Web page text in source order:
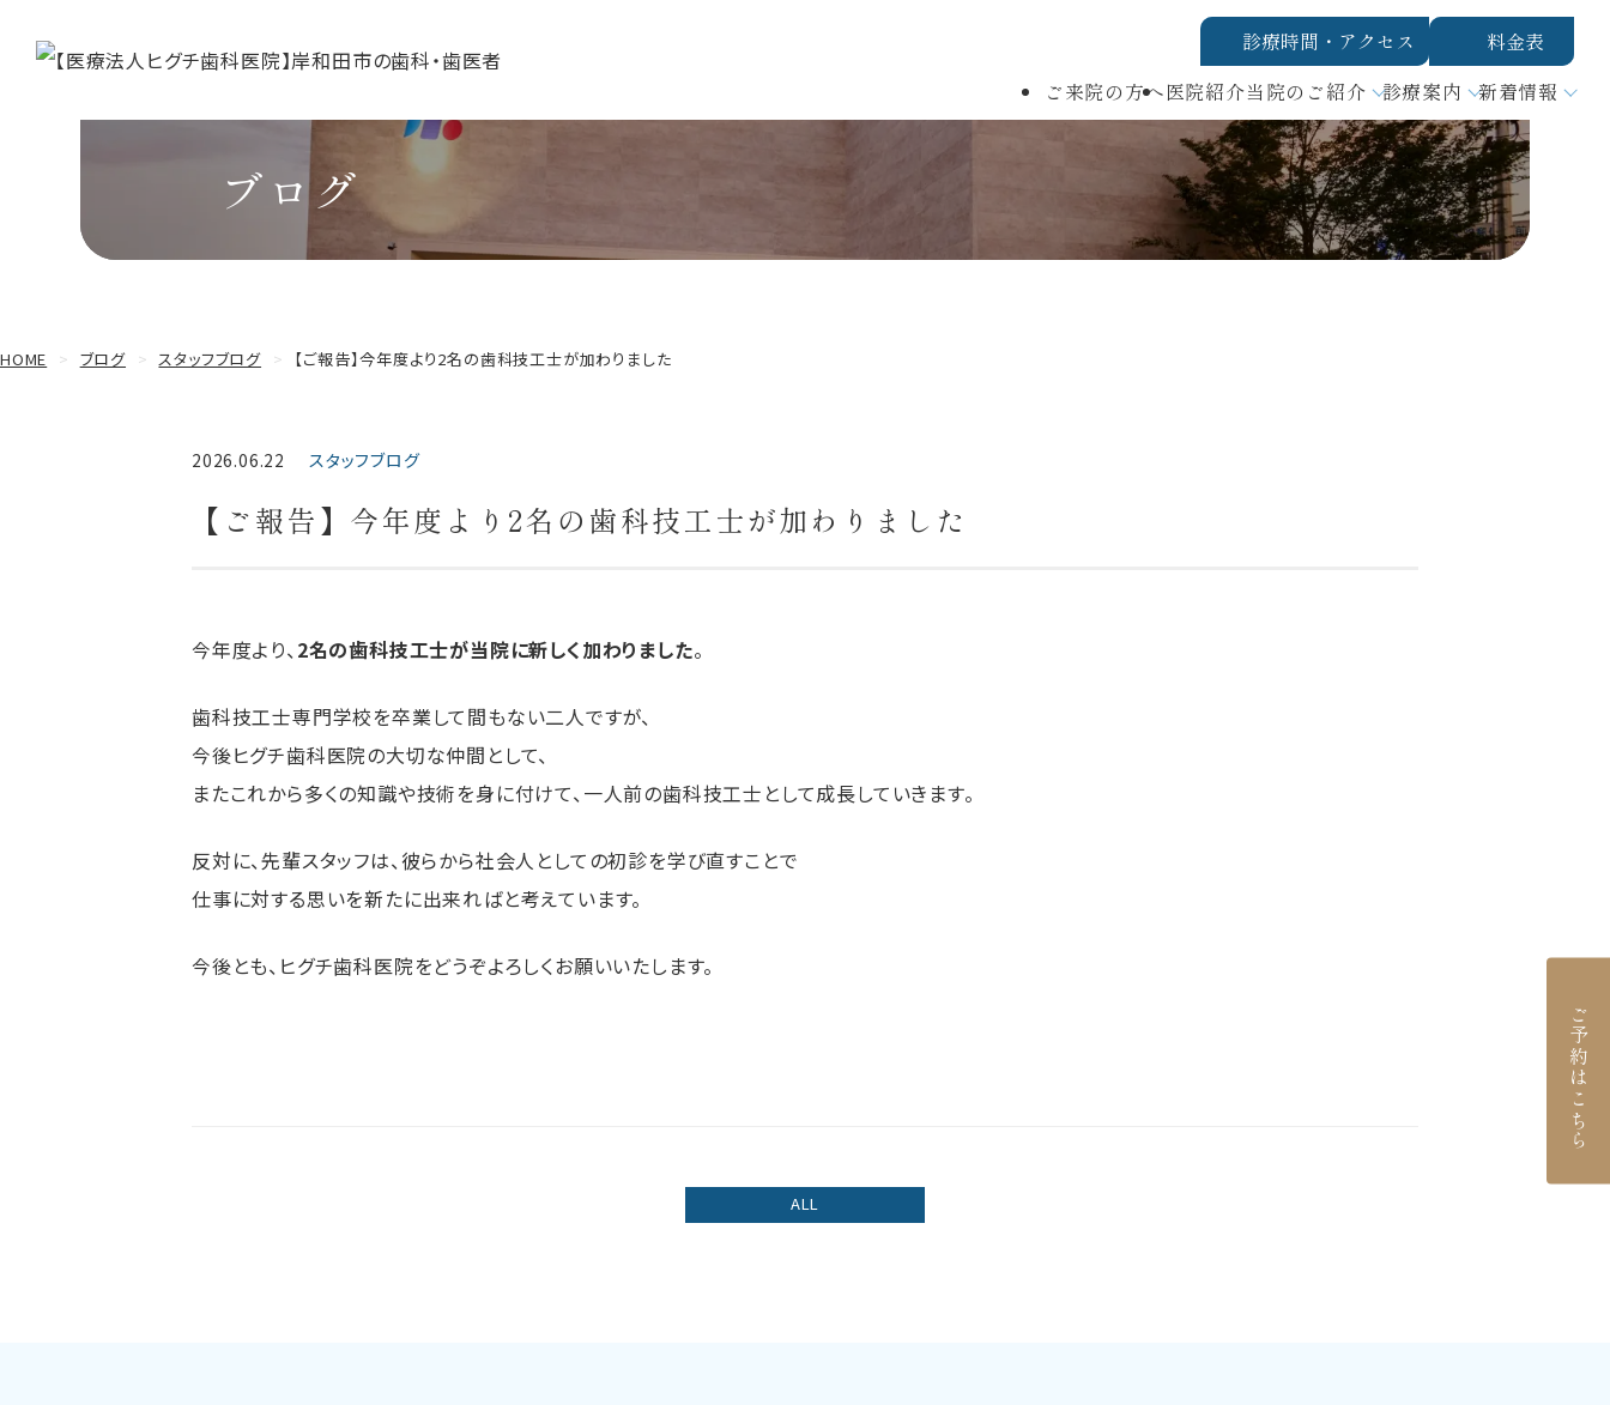
診療時間・アクセス
料金表
ご来院の方へ医院紹介当院のご紹介 診療案内 新着情報
ブログ
HOME ブログ スタッフブログ 【ご報告】今年度より2名の歯科技工士が加わりました
2026.06.22 スタッフブログ
【ご報告】今年度より2名の歯科技工士が加わりました
今年度より、 2名の歯科技工士が当院に新しく加わりました。
歯科技工士専門学校を卒業して間もない二人ですが、
今後ヒグチ歯科医院の大切な仲間として、
またこれから多くの知識や技術を身に付けて、一人前の歯科技工士として成長していきます。
反対に、先輩スタッフは、彼らから社会人としての初診を学び直すことで
仕事に対する思いを新たに出来ればと考えています。
今後とも、ヒグチ歯科医院をどうぞよろしくお願いいたします。
ALL
ご予約はこちら